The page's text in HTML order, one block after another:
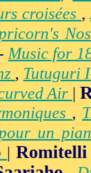
croisées ,
Music for
, Tutuguri
Air |
,
un
|Romitelli